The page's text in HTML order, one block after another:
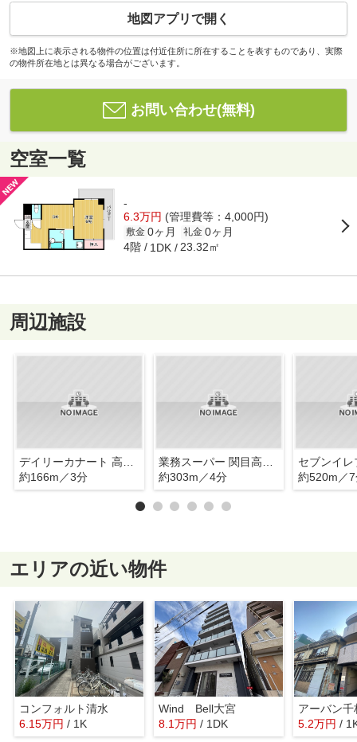
地図アプリで開く
※地図上に表示される物件の位置は付近住所に所在することを表すものであり、実際
の物件所在地とは異なる場合がございます。
お問い合わせ(無料)
空室一覧
-
6.3万円 (管理費等：4,000円)
敷金 0ヶ月 礼金 0ヶ月
4階 1DK 23.32㎡
周辺施設
約166m／3分
約303m／4分
約520m／
エリアの近い物件
コンフォルト清水
6.15万円 / 1K
Wind Bell大宮
8.1万円 / 1DK
アーバン千
5.2万円 /